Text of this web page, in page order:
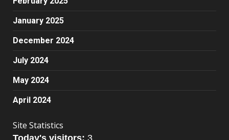
January 2025
December 2024
July 2024
May 2024
April 2024
Site Statistics